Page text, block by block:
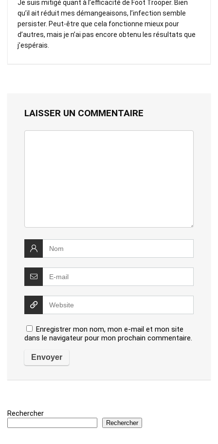
Je suis mitigé quant à l’efficacité de Foot Trooper. Bien
qu’il ait réduit mes démangeaisons, l’infection semble
persister. Peut-être que cela fonctionne mieux pour
d’autres, mais je n’ai pas encore obtenu les résultats que
j’espérais.
LAISSER UN COMMENTAIRE
Enregistrer mon nom, mon e-mail et mon site
dans le navigateur pour mon prochain commentaire.
Rechercher
Rechercher